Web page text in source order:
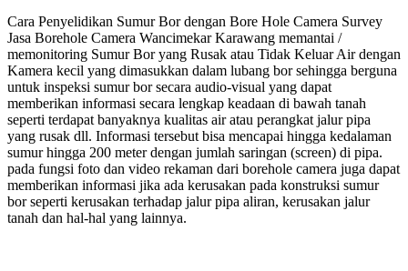
Cara Penyelidikan Sumur Bor dengan Bore Hole Camera Survey
Jasa Borehole Camera Wancimekar Karawang memantai /
memonitoring Sumur Bor yang Rusak atau Tidak Keluar Air dengan
Kamera kecil yang dimasukkan dalam lubang bor sehingga berguna
untuk inspeksi sumur bor secara audio-visual yang dapat
memberikan informasi secara lengkap keadaan di bawah tanah
seperti terdapat banyaknya kualitas air atau perangkat jalur pipa
yang rusak dll. Informasi tersebut bisa mencapai hingga kedalaman
sumur hingga 200 meter dengan jumlah saringan (screen) di pipa.
pada fungsi foto dan video rekaman dari borehole camera juga dapat
memberikan informasi jika ada kerusakan pada konstruksi sumur
bor seperti kerusakan terhadap jalur pipa aliran, kerusakan jalur
tanah dan hal-hal yang lainnya.